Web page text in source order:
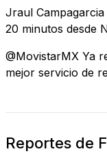
Jraul Campagarcia
20 minutos desde
@MovistarMX Ya
mejor servicio de
Reportes de